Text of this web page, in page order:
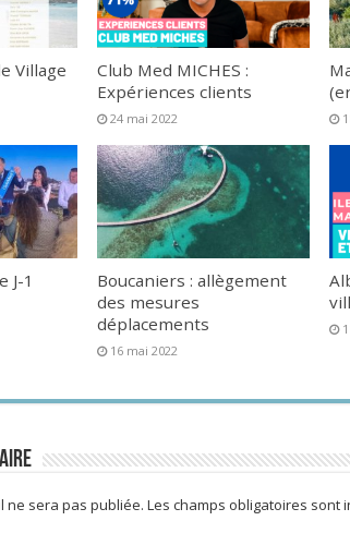
Village
Club Med MICHES :
Expériences clients
24 mai 2022
J-1
Boucaniers : allègement
des mesures
déplacements
16 mai 2022
ne sera pas publiée. Les champs obligatoires sont